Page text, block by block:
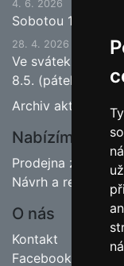
4. 6. 2026
Sobotou
28. 4. 2026
Ve svátek 1.5.
8.5. (pátek) bude
Archiv aktualit
Nabízíme
Prodejna
Návrh a realizace
O nás
Kontakt
Facebook